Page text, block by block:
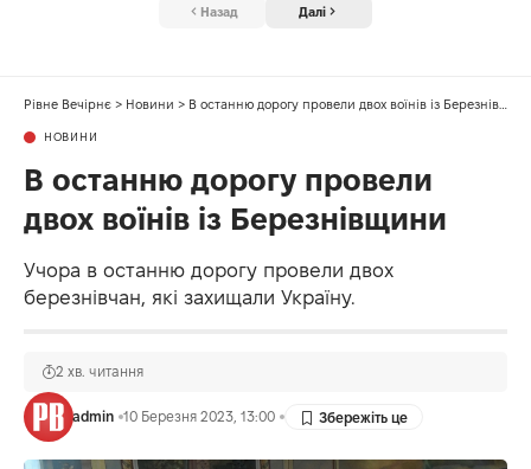
Назад Далі
Рівне Вечірнє > Новини > В останню дорогу провели двох воїнів із Березнівщини
НОВИНИ
В останню дорогу провели
двох воїнів із Березнівщини
Учора в останню дорогу провели двох
березнівчан, які захищали Україну.
admin 10 Березня 2023, 13:00
2 хв. читання